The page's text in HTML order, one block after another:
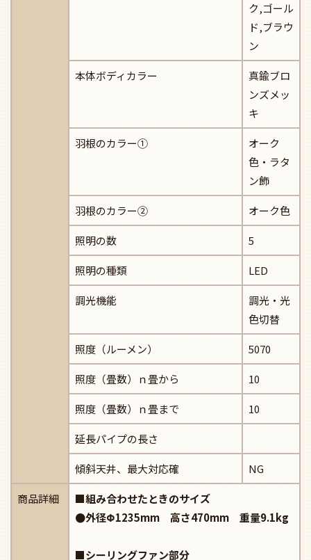
ク,ゴール
ド,ブラウ
ン
本体ボディカラー
真鍮ブロ
ンズメッ
キ
羽根のカラー①
オーク
色・ラタ
ン飾
羽根のカラー② オーク色
照明の数 5
照明の種類 LED
調光機能
調光・光
色切替
照度（ルーメン） 5070
照度（畳数）ｎ畳から 10
照度（畳数）ｎ畳まで 10
延長パイプの長さ
傾斜天井、最大対応確 NG
商品詳細
■組み合わせたときのサイズ
●外径Φ1235mm 高さ470mm 重量9.1kg
■シーリングファン部分